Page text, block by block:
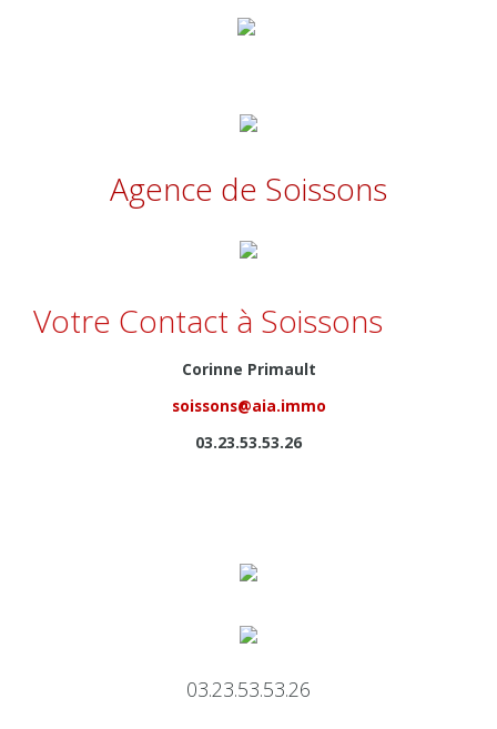
Agence de Soissons
Votre Contact à Soissons
Corinne Primault
soissons@aia.immo
03.23.53.53.26
03.23.53.53.26